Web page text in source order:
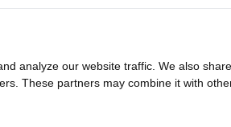
analyze our website traffic. We also
These partners may combine it with